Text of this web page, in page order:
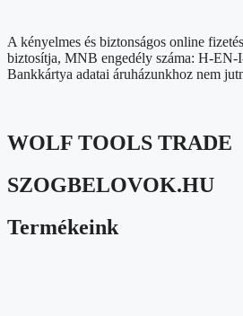
A kényelmes és biztonságos online
biztosítja, MNB engedély száma: H-EN-
Bankkártya adatai áruházunkhoz nem
WOLF TOOLS TRADE
SZOGBELOVOK.HU
Termékeink